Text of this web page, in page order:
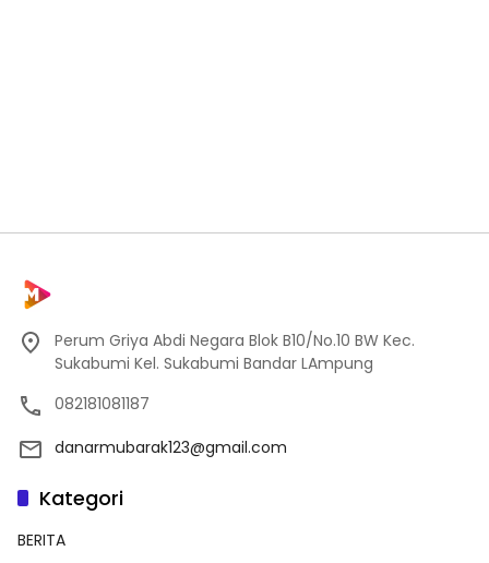
Perum Griya Abdi Negara Blok B10/No.10 BW Kec.
Sukabumi Kel. Sukabumi Bandar LAmpung
082181081187
danarmubarak123@gmail.com
Kategori
BERITA